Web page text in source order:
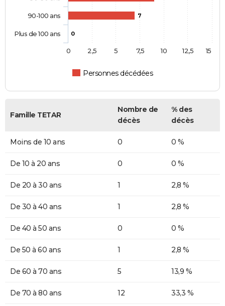
7
0
Personnes décédées
90-100 ans
Plus de 100 ans
0 2,5 5 7,5 10 12,5 15
Famille TETAR
Nombre de
décès
% des
décès
Moins de 10 ans 0 0 %
De 10 à 20 ans 0 0 %
De 20 à 30 ans 1 2,8 %
De 30 à 40 ans 1 2,8 %
De 40 à 50 ans 0 0 %
De 50 à 60 ans 1 2,8 %
De 60 à 70 ans 5 13,9 %
De 70 à 80 ans 12 33,3 %